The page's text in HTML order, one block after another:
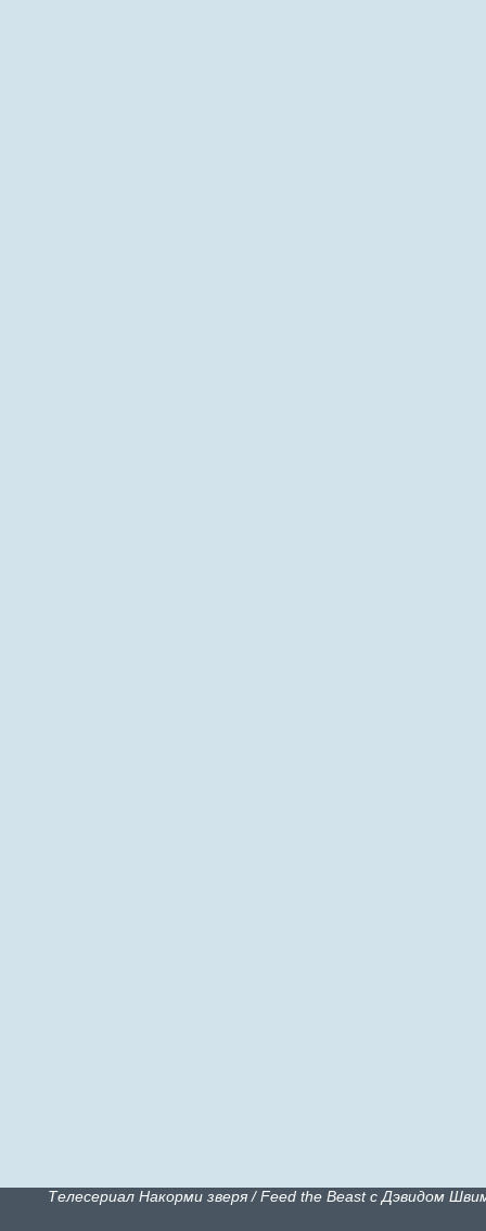
Телесериал Накорми зверя / Feed the Beast с Дэвидом